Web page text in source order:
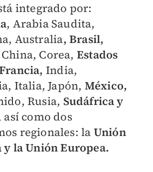
integrado por:
, Arabia Saudita,
Australia, Brasil,
Corea, Estados
India,
Italia, Japón, México,
Rusia, Sudáfrica y
así como dos
regionales: la Unión
la Unión Europea.